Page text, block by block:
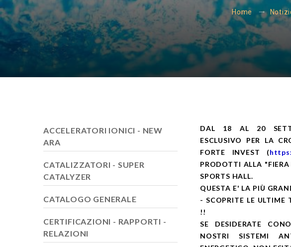
Home
DAL 18 AL 20
ESCLUSIVO PER LA
FORTE INVEST (
PRODOTTI ALLA
SPORTS HALL.
QUESTA E' LA PIÙ
- SCOPRITE LE ULTIME
!!
SE DESIDERATE
NOSTRI SISTEMI
ACCELERATORI IONICI - NEW
ARA
CATALIZZATORI - SUPER
CATALYZER
CATALOGO GENERALE
CERTIFICAZIONI - RAPPORTI -
RELAZIONI